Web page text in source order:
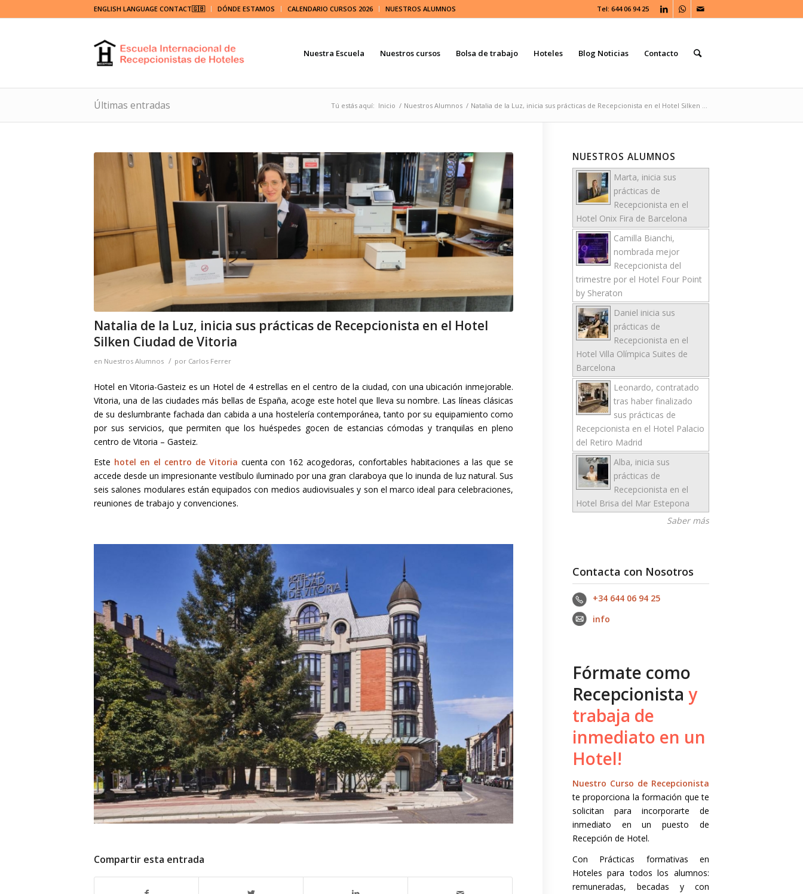
ENGLISH LANGUAGE CONTACT🇬🇧 DÓNDE ESTAMOS CALENDARIO CURSOS 2026 NUESTROS ALUMNOS Tel: 644 06 94 25
Nuestra Escuela Nuestros cursos Bolsa de trabajo Hoteles Blog Noticias Contacto
Últimas entradas Tú estás aquí: Inicio / Nuestros Alumnos / Natalia de la Luz, inicia sus prácticas de Recepcionista en el Hotel Silken ...
Natalia de la Luz, inicia sus prácticas de Recepcionista en el Hotel
Silken Ciudad de Vitoria
en Nuestros Alumnos / por Carlos Ferrer
Hotel en Vitoria-Gasteiz es un Hotel de 4 estrellas en el centro de la ciudad, con una ubicación inmejorable.
Vitoria, una de las ciudades más bellas de España, acoge este hotel que lleva su nombre. Las líneas clásicas
de su deslumbrante fachada dan cabida a una hostelería contemporánea, tanto por su equipamiento como
por sus servicios, que permiten que los huéspedes gocen de estancias cómodas y tranquilas en pleno
centro de Vitoria – Gasteiz.
Este hotel en el centro de Vitoria cuenta con 162 acogedoras, confortables habitaciones a las que se
accede desde un impresionante vestíbulo iluminado por una gran claraboya que lo inunda de luz natural. Sus
seis salones modulares están equipados con medios audiovisuales y son el marco ideal para celebraciones,
reuniones de trabajo y convenciones.
Compartir esta entrada
NUESTROS ALUMNOS
Marta, inicia sus
prácticas de
Recepcionista en el
Hotel Onix Fira de Barcelona
Camilla Bianchi,
nombrada mejor
Recepcionista del
trimestre por el Hotel Four Point
by Sheraton
Daniel inicia sus
prácticas de
Recepcionista en el
Hotel Villa Olímpica Suites de
Barcelona
Leonardo, contratado
tras haber finalizado
sus prácticas de
Recepcionista en el Hotel Palacio
del Retiro Madrid
Alba, inicia sus
prácticas de
Recepcionista en el
Hotel Brisa del Mar Estepona
Saber más
Contacta con Nosotros
+34 644 06 94 25‬
info
Fórmate como
Recepcionista y
trabaja de
inmediato en un
Hotel!
Nuestro Curso de Recepcionista
te proporciona la formación que te
solicitan para incorporarte de
inmediato en un puesto de
Recepción de Hotel.
Con Prácticas formativas en
Hoteles para todos los alumnos:
remuneradas, becadas y con